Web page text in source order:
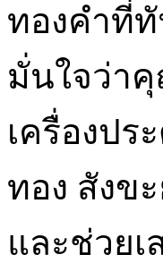
ทองคำที่ทั
มั่นใจว่า
เครื่องป
ทอง สังข
และช่วย